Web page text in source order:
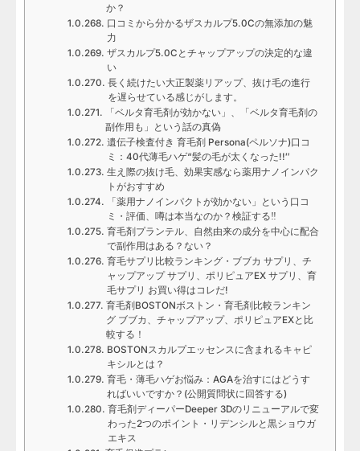
か？
口コミから分かるザスカルプ5.0Cの無添加の魅
力
ザスカルプ5.0Cとチャップアップの決定的な違
い
長く続けたい大正製薬リアップ、抜け毛の進行
を遅らせている感じがします。
「ベルタ育毛剤が効かない」、「ベルタ育毛剤の
副作用も」という話の真偽
遺伝子検査付き 育毛剤 Persona(ペルソナ)口コ
ミ：40代薄毛ハゲ“髪の毛が太くなった!!″
生え際の抜け毛、効果実感なら薬用ナノインパク
トがおすすめ
「薬用ナノインパクトが効かない」という口コ
ミ・評価、噂は本当なのか？検証する‼
育毛剤プランテル、自然由来の成分を中心に配合
で副作用はある？ない？
育毛サプリ比較ランキング・ブブカ サプリ、チ
ャップアップ サプリ、ポリピュアEX サプリ、育
毛サプリ お買い得はコレだ!
育毛剤BOSTONボストン・育毛剤比較ランキン
グ ブブカ、チャップアップ、ポリピュアEXと比
較する！
BOSTONスカルプエッセンスに含まれるキャピ
キシルとは？
育毛・薄毛ハゲお悩み：AGAを治すにはどうす
ればいいですか？(公開質問状に回答する)
育毛剤ディーパーDeeper 3Dのリニューアルで変
わった2つのポイント・リデンシルと黒ショウガ
エキス